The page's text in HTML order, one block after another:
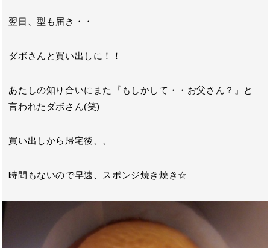
翌日、型も届き・・
ダボさんと買い出しに！！
あたしの知り合いにまた『もしかして・・お父さん？』と
言われたダボさん(笑)
買い出しから帰宅後、、
時間もないので早速、スポンジ焼き焼き☆